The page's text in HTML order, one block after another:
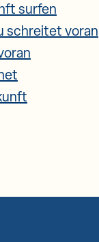
surfen
schreitet voran